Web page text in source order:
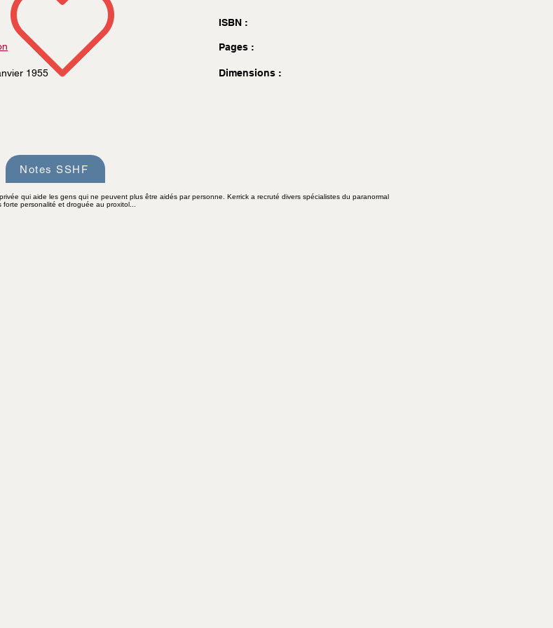
1955
ISBN :
Pages :
Dimensions :
Notes SSHF
qui aide les gens qui ne peuvent plus être aidés par personne. Kerrick a recruté divers spécialistes du paranormal
personalité et droguée au proxitol...